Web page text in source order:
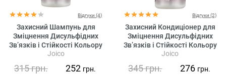
Відгуки (4)
Захисний Шампунь для
Зміцнення Дисульфідних
Зв’язків і Стійкості Кольору
Joico Defy Damage Protective
Joico
315грн. 252 грн.
Відгуки (2)
Захисний Кондиціонер для
Зміцнення Дисульфідних
Зв’язків і Стійкості Кольору
Joico Defy Damage Protective
Joico
345грн. 276 грн.